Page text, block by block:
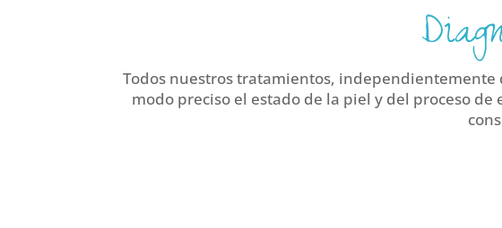
Todos nuestros tratamientos,
modo preciso el estado de la piel y del proceso